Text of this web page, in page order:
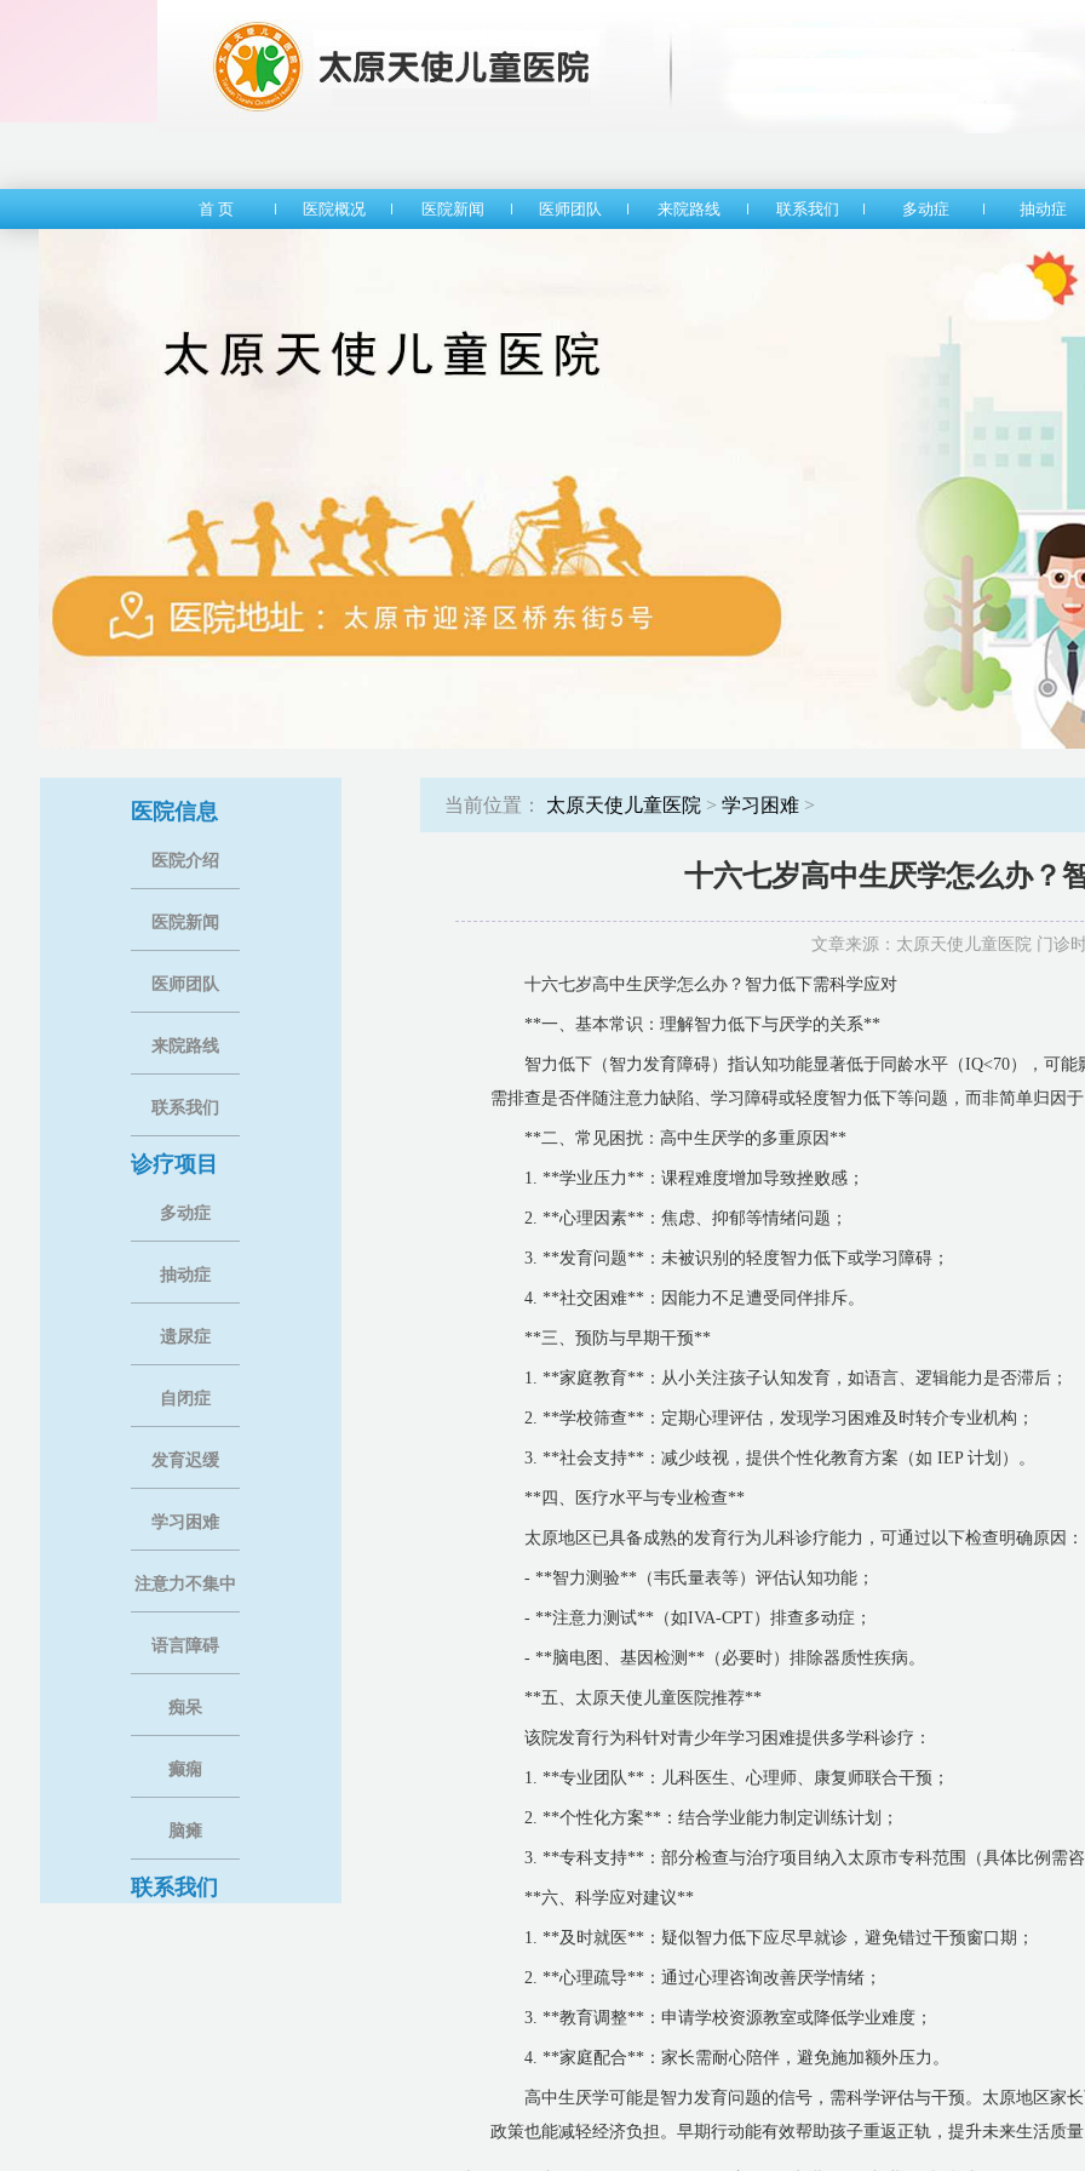
首 页 医院概况 医院新闻 医师团队 来院路线 联系我们 多动症 抽动症
医院信息
医院介绍
医院新闻
医师团队
来院路线
联系我们
诊疗项目
多动症
抽动症
遗尿症
自闭症
发育迟缓
学习困难
注意力不集中
语言障碍
痴呆
癫痫
脑瘫
联系我们
当前位置： 太原天使儿童医院 > 学习困难 >
十六七岁高中生厌学怎么办？
文章来源：太原天使儿童医院 门诊
十六七岁高中生厌学怎么办？智力低下需科学应对
**一、基本常识：理解智力低下与厌学的关系**
智力低下（智力发育障碍）指认知功能显著低于同龄水平（IQ<70），可
需排查是否伴随注意力缺陷、学习障碍或轻度智力低下等问题，而非简单归因
**二、常见困扰：高中生厌学的多重原因**
1. **学业压力**：课程难度增加导致挫败感；
2. **心理因素**：焦虑、抑郁等情绪问题；
3. **发育问题**：未被识别的轻度智力低下或学习障碍；
4. **社交困难**：因能力不足遭受同伴排斥。
**三、预防与早期干预**
1. **家庭教育**：从小关注孩子认知发育，如语言、逻辑能力是否滞后；
2. **学校筛查**：定期心理评估，发现学习困难及时转介专业机构；
3. **社会支持**：减少歧视，提供个性化教育方案（如 IEP 计划）。
**四、医疗水平与专业检查**
太原地区已具备成熟的发育行为儿科诊疗能力，可通过以下检查明确原因：
- **智力测验**（韦氏量表等）评估认知功能；
- **注意力测试**（如IVA-CPT）排查多动症；
- **脑电图、基因检测**（必要时）排除器质性疾病。
**五、太原天使儿童医院推荐**
该院发育行为科针对青少年学习困难提供多学科诊疗：
1. **专业团队**：儿科医生、心理师、康复师联合干预；
2. **个性化方案**：结合学业能力制定训练计划；
3. **专科支持**：部分检查与治疗项目纳入太原市专科范围（具体比例需
**六、科学应对建议**
1. **及时就医**：疑似智力低下应尽早就诊，避免错过干预窗口期；
2. **心理疏导**：通过心理咨询改善厌学情绪；
3. **教育调整**：申请学校资源教室或降低学业难度；
4. **家庭配合**：家长需耐心陪伴，避免施加额外压力。
高中生厌学可能是智力发育问题的信号，需科学评估与干预。太原地区家
政策也能减轻经济负担。早期行动能有效帮助孩子重返正轨，提升未来生活质